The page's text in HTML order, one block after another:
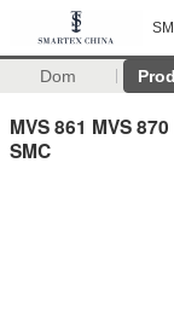
Dom
MVS 861 MVS
SMC